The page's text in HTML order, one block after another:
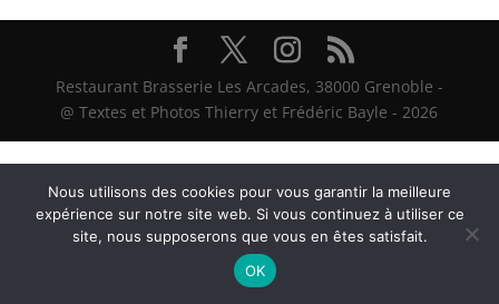
Restaurant Brasserie Les Arcades, 38000 Grenoble -
@ Textes et Photos Thierry et Frédéric Bayle - 2026
Nous utilisons des cookies pour vous garantir la meilleure
expérience sur notre site web. Si vous continuez à utiliser ce
site, nous supposerons que vous en êtes satisfait.
OK